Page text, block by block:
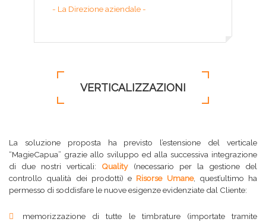
- La Direzione aziendale -
VERTICALIZZAZIONI
La soluzione proposta ha previsto l’estensione del verticale
“MagieCapua” grazie allo sviluppo ed alla successiva integrazione
di due nostri verticali: Quality(necessario per la gestione del
controllo qualità dei prodotti) e Risorse Umane, quest’ultimo ha
permesso di soddisfare le nuove esigenze evidenziate dal Cliente:
memorizzazione di tutte le timbrature (importate tramite